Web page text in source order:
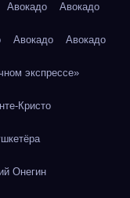
Авокадо Авокадо
Авокадо Авокадо
экспрессе»
Кристо
Онегин